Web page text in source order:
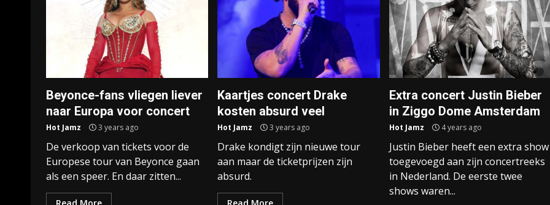
Beyonce-fans vliegen liever
naar Europa voor concert
Hot Jamz 3 years ago
De verkoop van tickets voor de
Europese tour van Beyonce gaan
als een speer. En daar zitten...
Kaartjes concert Drake
kosten absurd veel
Hot Jamz 3 years ago
Drake kondigt zijn nieuwe tour
aan maar de ticketprijzen zijn
absurd.
Extra concert Justin Bieber
in Ziggo Dome Amsterdam
Hot Jamz 4 years ago
Justin Bieber heeft een extra show
toegevoegd aan zijn concertreeks
in Nederland. De eerste twee
shows waren...